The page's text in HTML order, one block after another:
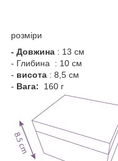
розміри
- Довжина : 13 см
- Глибина : 10 см
- висота : 8,5 см
- Вага: 160 г